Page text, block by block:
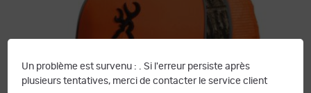
Un problème est survenu : . Si l'erreur persiste après
plusieurs tentatives, merci de contacter le service client